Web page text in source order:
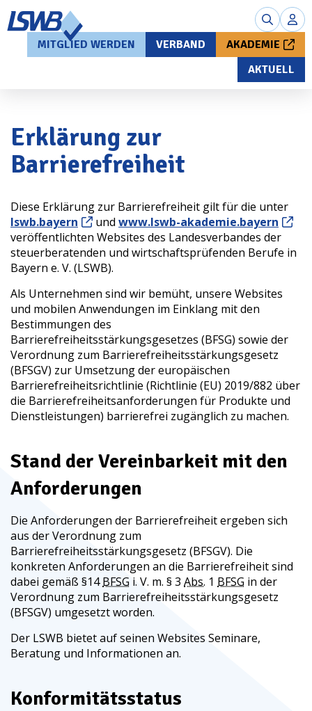
MITGLIED WERDEN VERBAND
AKADEMIE
AKTUELL
Erklärung zur
Barrierefreiheit
Diese Erklärung zur Barrierefreiheit gilt für die unter
lswb.bayern
und www.lswb-akademie.bayern
veröffentlichten Websites des Landesverbandes der
steuerberatenden und wirtschaftsprüfenden Berufe in
Bayern e. V. (LSWB).
Als Unternehmen sind wir bemüht, unsere Websites
und mobilen Anwendungen im Einklang mit den
Bestimmungen des
Barrierefreiheitsstärkungsgesetzes (BFSG) sowie der
Verordnung zum Barrierefreiheitsstärkungsgesetz
(BFSGV) zur Umsetzung der europäischen
Barrierefreiheitsrichtlinie (Richtlinie (EU) 2019/882 über
die Barrierefreiheitsanforderungen für Produkte und
Dienstleistungen) barrierefrei zugänglich zu machen.
Stand der Vereinbarkeit mit den
Anforderungen
Die Anforderungen der Barrierefreiheit ergeben sich
aus der Verordnung zum
Barrierefreiheitsstärkungsgesetz (BFSGV). Die
konkreten Anforderungen an die Barrierefreiheit sind
dabei gemäß §14BFSG i. V. m. § 3 Abs. 1 BFSG in der
Verordnung zum Barrierefreiheitsstärkungsgesetz
(BFSGV) umgesetzt worden.
Der LSWB bietet auf seinen Websites Seminare,
Beratung und Informationen an.
Konformitätsstatus